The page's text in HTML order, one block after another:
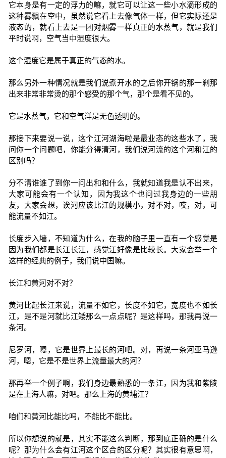
它本身是有一定的浮力的嘛，就它可以让这一些小水滴形成的
这种雾飘在空中，虽然说它看上去像气体一样，但它实际还是
液态的，就看上去是一团对烟雾一样真正的水蒸气，就是我们
平时说啊，空气当中湿度很大。
这个湿度它是属于真正的气态的水。
那么另外一种情况就是我们说煮开水的之后你开锅的那一刹那
出来非常非常烫的那个感受的那个气，那个是看不见的。
它是水蒸气，它和空气洋是无色透明的。
那接下来要说一说，这个江河湖海啦是最业态的这些水了，我
问你一个问题吧，你能分得清河，我们说河流的这个河和江的
区别吗？
分不清谁谁了到你一问出和和什么，我就知道我是认不出来，
大家可能会有一个认知，因为我这个也问过我身边的一些朋
友，大家会想，诶河应该比江的规模小，对不对，哎，对，可
能流量不如江。
长度步入墙，不知道为什么，在我的脑子里一直有一个感觉是
因为我们都是长江长江，感觉江好像是比较长。大家会举一个
这样的经典的例子，我们说中国嘛。
长江和黄河对不对？
黄河比起长江来说，流量不如它，长度不如它，宽度也不如长
江，是不是河就比江矮那么一点点呢？是这样吗，那我再说一
条河。
尼罗河，嗯，它是世界上最长的河吧。对，再说一条河亚马逊
河，嗯，它是不是世界上流量最大的河？
那再举一个例子啊，我们身边最熟悉的一条江，因为我和紫陵
是在上海人嘛，对吧。那么上海的黄埔江？
咱们和黄河比能比吗，不能比不能比。
所以你想说的就是，其实不能这么判断，那到底正确的是什么
呢？那为什么会有江河这个区合的区分呢？其实很有意思啊，